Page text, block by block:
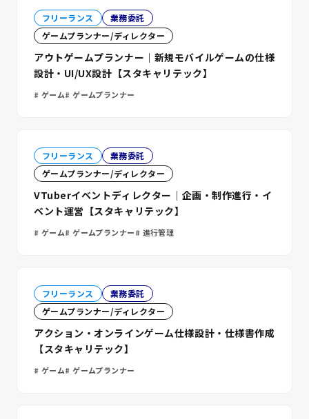
フリーランス
業務委託
ゲームプランナー/ディレクター
アウトゲームプランナー｜新規モバイルゲームの仕様
設計・UI/UX設計【スタキャリテック】
ゲーム ゲームプランナー
フリーランス
業務委託
ゲームプランナー/ディレクター
VTuberイベントディレクター｜企画・制作進行・イ
ベント運営【スタキャリテック】
ゲーム ゲームプランナー 進行管理
フリーランス
業務委託
ゲームプランナー/ディレクター
アクション・オンラインゲーム仕様設計・仕様書作成
【スタキャリテック】
ゲーム ゲームプランナー